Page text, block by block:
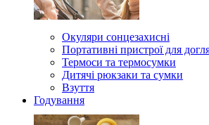
Окуляри сонцезахисні
Портативні пристрої для
Термоси та термосумки
Дитячі рюкзаки та сумки
Взуття
Годування